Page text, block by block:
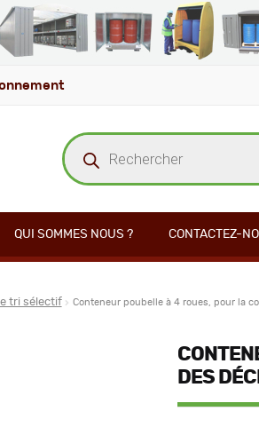
Recherche
de
produits
QUI SOMMES NOUS ? CONTACTEZ-
tri sélectif Conteneur poubelle à 4 roues, pour la
DES